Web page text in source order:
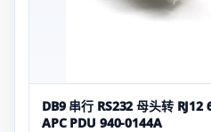
DB9 串行 RS232 母头转 RJ12
APC PDU 940-0144A